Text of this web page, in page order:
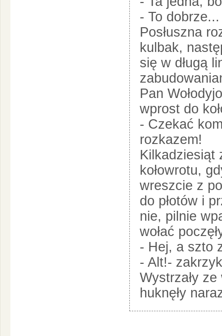
- To
Posłuszna
kulbak,
się w długą
Pan
wprost do
- Czekać
rozkazem!
Kilkadziesiąt
kołowrotu,
wreszcie z
do płotów i
nie, pilnie
wołać
- Hej, a szto
- Alt!-
Wystrzały
huknęły